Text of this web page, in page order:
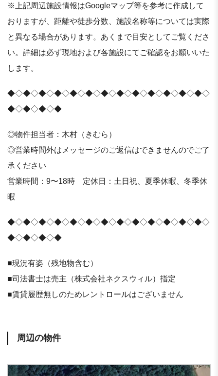
※上記周辺施設情報はGoogleマップ等を参考に作成して
おりますが、距離や徒歩分数、施設名称等については実際
と異なる場合があります。あくまで目安としてご覧くださ
い。詳細は必ず現地および各施設にてご確認をお願いいた
します。
◆◇◆◇◆◇◆◇◆◇◆◇◆◇◆◇◆◇◆◇◆◇◆◇◆◇
◆◇◆◇◆◇◆
◎物件担当者：木村（きむら）
◎営業時間外はメッセージのご返信はできませんのでご了
承ください
営業時間：9〜18時 定休日：土日祝、夏季休暇、冬季休
暇
◆◇◆◇◆◇◆◇◆◇◆◇◆◇◆◇◆◇◆◇◆◇◆◇◆◇
◆◇◆◇◆◇◆
■現況有姿（残地物含む）
■司法書士は売主（株式会社ネクスウィル）指定
■賃貸履歴無しのためレントロールはございません
周辺の物件